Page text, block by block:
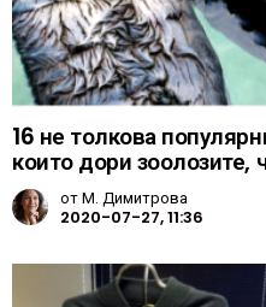
16 не толкова
които дори зоолозите,
отМ. Димитрова
2020-07-27, 11:36